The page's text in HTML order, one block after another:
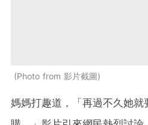
Photo from 影片截圖
媽媽打趣道，「再過不久她